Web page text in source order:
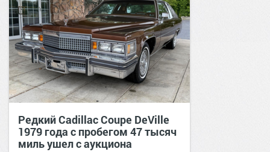
Редкий Cadillac Coupe DeVille
1979 года с пробегом 47 тысяч
миль ушел с аукциона